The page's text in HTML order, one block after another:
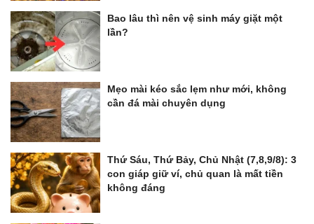
Bao lâu thì nên vệ sinh máy giặt một
lần?
Mẹo mài kéo sắc lẹm như mới, không
cần đá mài chuyên dụng
Thứ Sáu, Thứ Bảy, Chủ Nhật (7,8,9/8): 3
con giáp giữ ví, chủ quan là mất tiền
không đáng